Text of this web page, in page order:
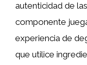
autenticidad de
componente
experiencia de
que utilice